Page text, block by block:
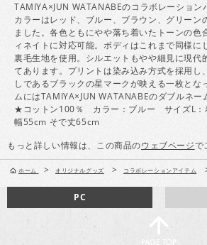
TAMIYA×JUN WATANABEのコラボレーション
カラーはレッド、ブルー、ブラウン、グリーン
ました。各色ともにやや落ち着いたトーンの色
ィネイトに対応可能。ボディはこれまで同様に
裏毛生地を使用。シルエットもやや細見に現代
てあります。プリントは染み込み方式を採用し
しであるブラックの星マークが映える一枚とな
ムにはTAMIYA×JUN WATANABEのダブルネー
★コットン100％ カラー：ブルー サイズL：
幅55cm そで丈65cm
もっと詳しい情報は、この商品のウェブページで
ホーム > オリジナルグッズ > コラボレーションアイテム
PC